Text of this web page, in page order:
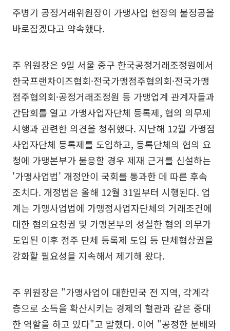
주병기 공정거래위원장이 가맹사업 현장의 불정공을
바로잡겠다고 약속했다.
주 위원장은 9일 서울 중구 한국공정거래조정원에서
한국프랜차이즈협회·전국가맹점주협의회·전국가맹
점주협의회·공정거래조정원 등 가맹업계 관계자들과
간담회를 열고 가맹사업자단체 등록제, 협의 의무제
시행과 관련한 의견을 청취했다. 지난해 12월 가맹점
사업자단체 등록제를 도입하고, 등록단체의 협의 요
청에 가맹본부가 불응할 경우 제재 근거를 신설하는
'가맹사업법' 개정안이 국회를 통과한 데 따른 후속
조치다. 개정법은 올해 12월 31일부터 시행된다. 업
계는 가맹사업법에 가맹점사업자단체의 거래조건에
대한 협의요청권 및 가맹본부의 성실한 협의 의무가
도입된 이후 점주 단체 등록제 도입 등 단체협상권을
강화할 필요성을 지속해서 제기해 왔다.
주 위원장은 "가맹사업이 대한민국 전 지역, 각계각
층으로 소득을 확산시키는 경제의 혈관과 같은 중대
한 역할을 하고 있다"고 말했다. 이어 "공정한 분배와